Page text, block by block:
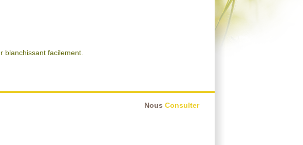
blanchissant facilement.
Nous Consulter